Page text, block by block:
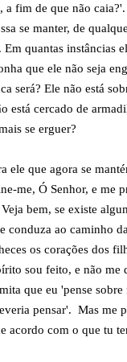
a fim de que não
se manter, de
quantas instâncias
que ele não seja
será? Ele não está
está cercado de
se erguer?
ele que agora se
me, Ó Senhor, e me
bem, se existe
conduza ao caminho
os corações dos
sou feito, e não me
que eu 'pense
pensar'. Mas me
acordo com o que tu